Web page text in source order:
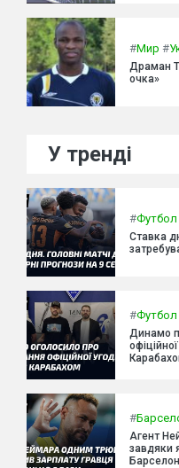
#Мир #
Драман
очка»
У тренді
#Футбол
Ставка
#Футбол
Динамо
#
Агент
завдяки